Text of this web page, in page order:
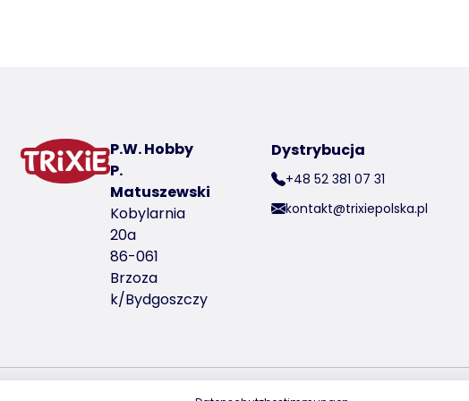
numer produktu 40363
numer produktu 40364
P.W. Hobby
P.
Matuszewski
Kobylarnia
20a
86-061
Brzoza
k/Bydgoszczy
Dystrybucja
+48 52 381 07 31
kontakt@trixiepolska.pl